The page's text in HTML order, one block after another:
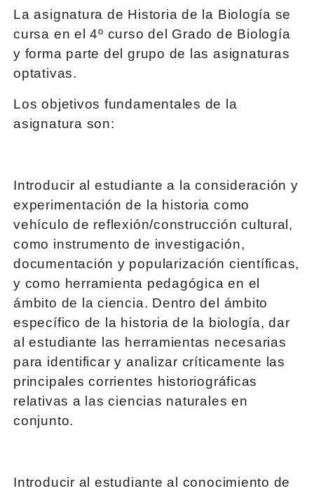
La asignatura de Historia de la Biología se
cursa en el 4º curso del Grado de Biología
y forma parte del grupo de las asignaturas
optativas.
Los objetivos fundamentales de la
asignatura son:
Introducir al estudiante a la consideración y
experimentación de la historia como
vehículo de reflexión/construcción cultural,
como instrumento de investigación,
documentación y popularización científicas,
y como herramienta pedagógica en el
ámbito de la ciencia. Dentro del ámbito
específico de la historia de la biología, dar
al estudiante las herramientas necesarias
para identificar y analizar críticamente las
principales corrientes historiográficas
relativas a las ciencias naturales en
conjunto.
Introducir al estudiante al conocimiento de